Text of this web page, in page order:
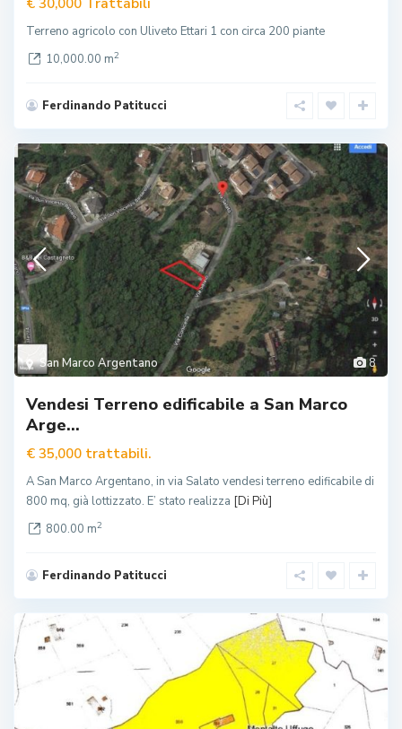
€ 30,000
Terreno agricolo con Uliveto Ettari 1 con circa 200 piante
10,000.00 m2
Ferdinando Patitucci
8
San Marco Argentano
Vendesi Terreno edificabile a San Marco
Arge...
€ 35,000 trattabili.
A San Marco Argentano, in via Salato vendesi terreno edificabile di
800 mq, già lottizzato. E’ stato realizza [Di Più]
800.00 m2
Ferdinando Patitucci